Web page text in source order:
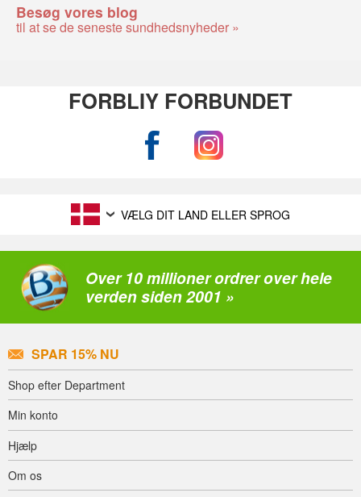
Besøg vores blog
til at se de seneste sundhedsnyheder »
FORBLIY FORBUNDET
VÆLG DIT LAND ELLER SPROG
Over 10 millioner ordrer over hele
verden siden 2001 »
SPAR 15% NU
Shop efter Department
Min konto
Hjælp
Om os